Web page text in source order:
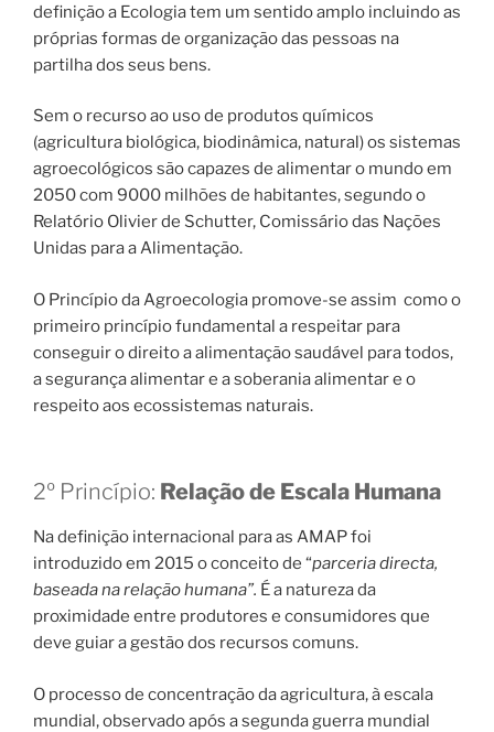
definição a Ecologia tem um sentido amplo incluindo as
próprias formas de organização das pessoas na
partilha dos seus bens.
Sem o recurso ao uso de produtos químicos
(agricultura biológica, biodinâmica, natural) os sistemas
agroecológicos são capazes de alimentar o mundo em
2050 com 9000 milhões de habitantes, segundo o
Relatório Olivier de Schutter, Comissário das Nações
Unidas para a Alimentação.
O Princípio da Agroecologia promove-se assim como o
primeiro princípio fundamental a respeitar para
conseguir o direito a alimentação saudável para todos,
a segurança alimentar e a soberania alimentar e o
respeito aos ecossistemas naturais.
2º Princípio: Relação de Escala Humana
Na definição internacional para as AMAP foi
introduzido em 2015 o conceito de “parceria directa,
baseada na relação humana”. É a natureza da
proximidade entre produtores e consumidores que
deve guiar a gestão dos recursos comuns.
O processo de concentração da agricultura, à escala
mundial, observado após a segunda guerra mundial